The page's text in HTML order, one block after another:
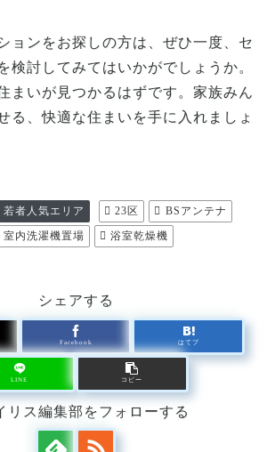
ョンをお探しの方は、ぜひ一度、セ
検討してみてはいかがでしょうか。
まいが見つかるはずです。家族みん
る、快適な住まいを手に入れましょ
若者人気エリア 23区
BSアンテナ
室内洗濯機置場
浴室乾燥機
シェアする
Facebook はてブ
LINE コピー
リス編集部をフォローする